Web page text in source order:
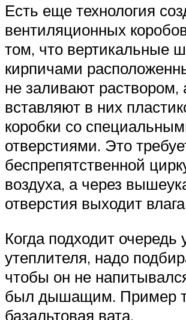
Есть еще технология
вентиляционных
том, что вертикальные
кирпичами
не заливают раствором,
вставляют в них
коробки со
отверстиями. Это
беспрепятственной
воздуха, а через
отверстия выходит
Когда подходит очередь
утеплителя, надо
чтобы он не
был дышащим. Пример
базальтовая вата.